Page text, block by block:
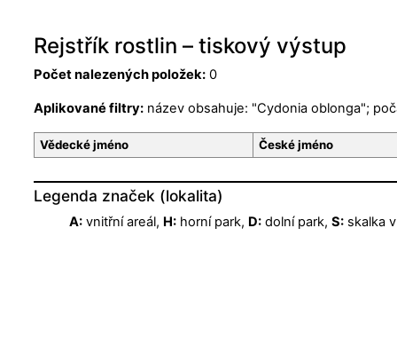
Rejstřík rostlin – tiskový výstup
Počet nalezených položek:0
Aplikované filtry:název obsahuje: "Cydonia oblonga";
Vědecké jméno České jméno
Legenda značek (lokalita)
A:vnitřní areál, H:horní park, D:dolní park, S:skalka